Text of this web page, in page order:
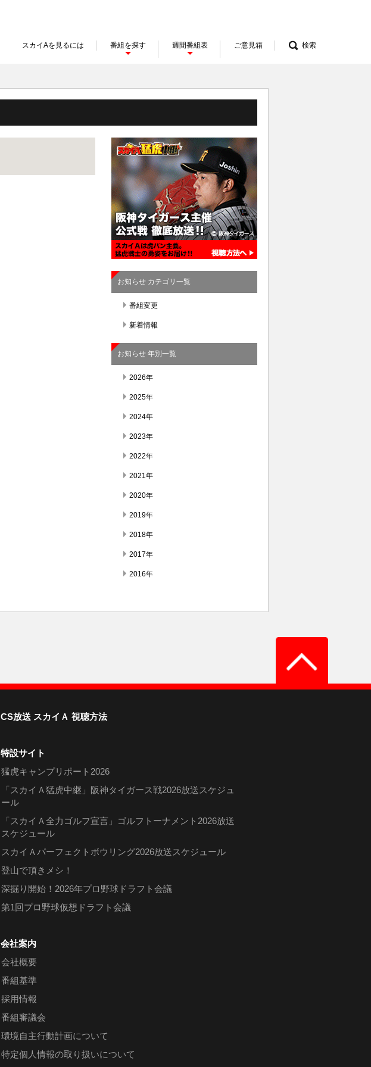
スカイAを見るには 番組を探す 週間番組表 ご意見箱 検索
お知らせ カテゴリ一覧
番組変更
新着情報
お知らせ 年別一覧
2026年
2025年
2024年
2023年
2022年
2021年
2020年
2019年
2018年
2017年
2016年
CS放送 スカイＡ 視聴方法
特設サイト
猛虎キャンプリポート2026
「スカイＡ猛虎中継」阪神タイガース戦2026放送スケジュ
ール
「スカイＡ全力ゴルフ宣言」ゴルフトーナメント2026放送
スケジュール
スカイＡパーフェクトボウリング2026放送スケジュール
登山で頂きメシ！
深掘り開始！2026年プロ野球ドラフト会議
第1回プロ野球仮想ドラフト会議
会社案内
会社概要
番組基準
採用情報
番組審議会
環境自主行動計画について
特定個人情報の取り扱いについて